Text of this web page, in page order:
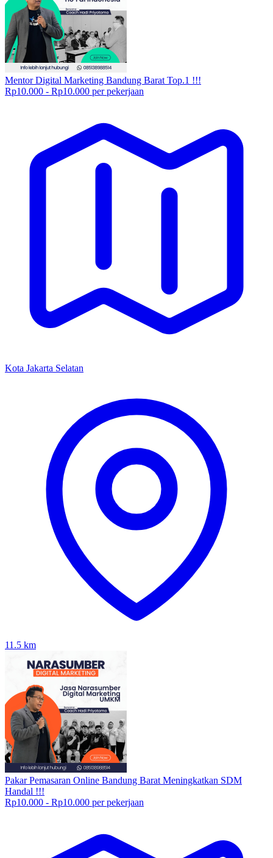
Mentor Digital Marketing Bandung Barat Top.1 !!!
Rp10.000 - Rp10.000 per pekerjaan
Kota Jakarta Selatan
11.5 km
Pakar Pemasaran Online Bandung Barat Meningkatkan SDM
Handal !!!
Rp10.000 - Rp10.000 per pekerjaan